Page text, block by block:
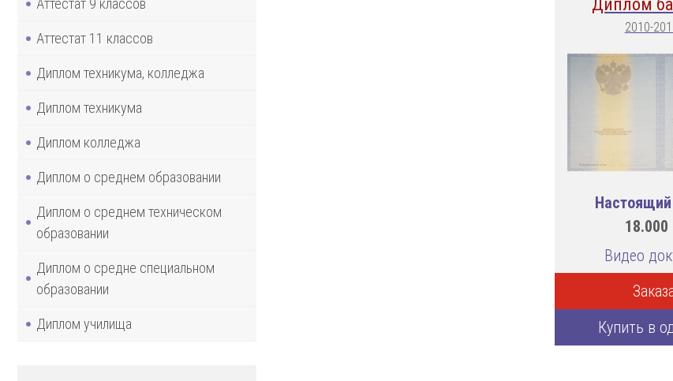
Аттестат 11 классов
Диплом техникума, колледжа
Диплом техникума
Диплом колледжа
Диплом о среднем образовании
Диплом о среднем техническом
образовании
Диплом о средне специальном
образовании
Диплом училища
Диплом
2010-
18.000
Видео
Купить в